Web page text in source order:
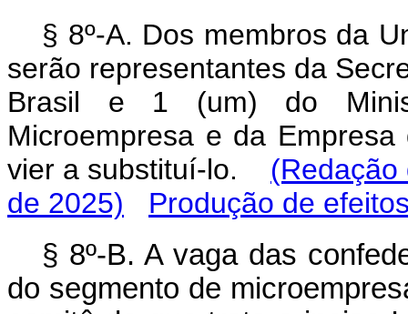
§ 8º-A. Dos membros da
serão representantes da
Brasil e 1 (um) do
Microempresa e da
vier a substituí-lo. (Redação
de 2025)
Produção de
§ 8º-B. A vaga das
do segmento de